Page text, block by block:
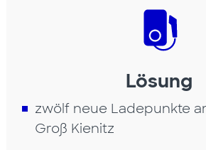
Lösung
zwölf neue Ladepunkte
Groß Kienitz